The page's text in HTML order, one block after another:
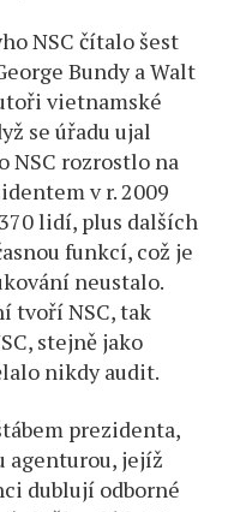
NSC čítalo šest
Bundy a Walt
vietnamské
se úřadu ujal
NSC rozrostlo na
v r. 2009
lidí, plus dalších
funkcí, což je
neustalo.
tvoří NSC, tak
stejně jako
nikdy audit.
prezidenta,
agenturou, jejíž
dublují odborné